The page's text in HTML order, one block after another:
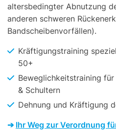
altersbedingter Abnutzung
anderen schweren
Bandscheibenvorfällen).
Kräftigungstraining
50+
Beweglichkeitstraining für
& Schultern
Dehnung und Kräftigung
➔ Ihr Weg zur Verordnung